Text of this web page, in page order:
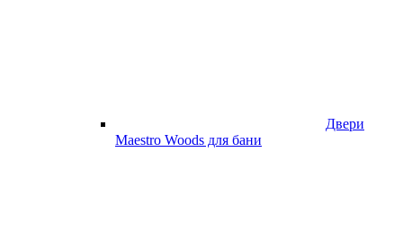
Двери
Maestro Woods для бани